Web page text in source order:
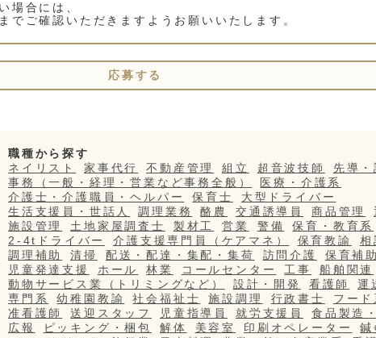
場合には、
でご確認いただきますようお願いいたします。
応募する
職種から探す
ネイリスト
家事代行 不動産管理 組立 超音波技師
先導・
事務（一般・経理・営業など事務全般）
医療・介護系
介護士・介護職員・ヘルパー
保育士
大型ドライバー
生活支援員・世話人
調理業務 酪農 交通誘導員 商品管理
施設管理
土地家屋調査士 製材工 営業 警備
保育・教育系
2-4tドライバー
介護支援専門員（ケアマネ） 保育教諭
相
調理補助
清掃 配送・配達・集配・集荷 訪問介護 保育補助
児童発達支援
ホール 林業 コールセンター 工事
船舶関連
動物サービス業（トリミングなど）
設計・開発 看護師 運
専門系
幼稚園教諭 社会福祉士 施設調理 行政書士
フード
准看護師
送迎スタッフ 児童指導員 就労支援員
食品製造
広報
ピッキング・梱包 解体 美容室 印刷オペレーター
鍼